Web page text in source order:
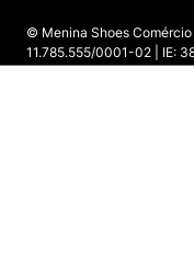
© Menina Shoes
11.785.555/0001-02 | IE: